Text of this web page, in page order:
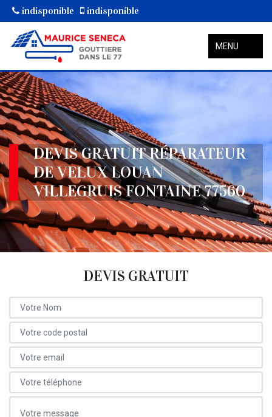
indisponible indisponible
MENU
DEVIS GRATUIT RÉPARATEUR
DE VELUX LOUAN
VILLEGRUIS FONTAINE 77560
DEVIS GRATUIT